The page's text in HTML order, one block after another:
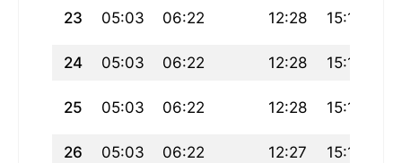
23 05:03 06:22 12:28 15:10
24 05:03 06:22 12:28 15:11
25 05:03 06:22 12:28 15:11
26 05:03 06:22 12:27 15:12